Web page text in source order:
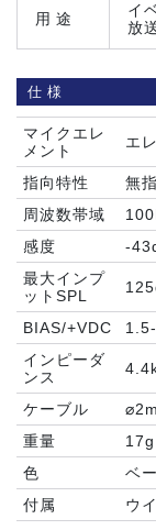
用途
イ
放
仕様
マイクエレ
メント
エ
指向特性
無
周波数帯域
感度
-
最大インプ
ットSPL
BIAS/+VDC
インピーダ
ンス
ケーブル
重量
色
ベ
付属
ウ